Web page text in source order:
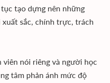
tạo dựng nên những
sắc, chính trực, trách
viên nói riêng và người học
tâm phản ánh mức độ